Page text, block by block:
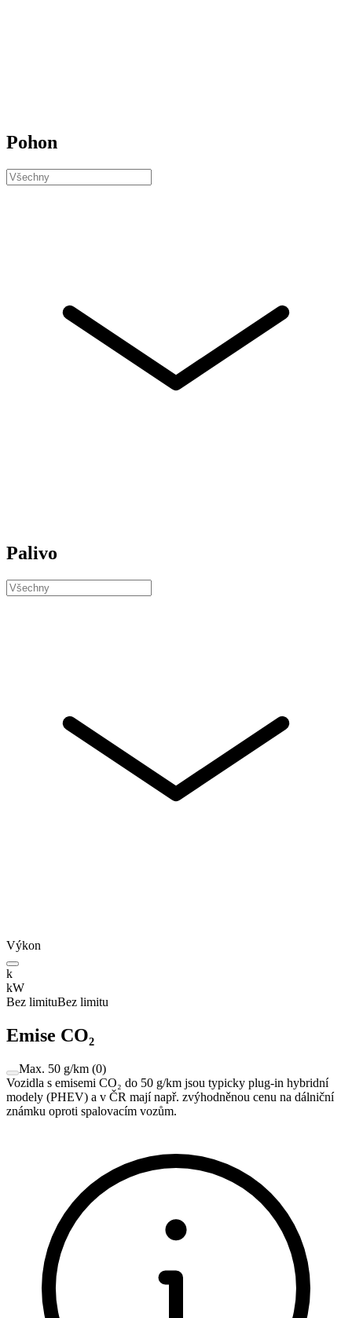
Pohon
Palivo
Výkon
k
kW
Bez limituBez limitu
Emise CO₂
Max. 50 g/km (0)
Vozidla s emisemi CO₂ do 50 g/km jsou typicky plug-in hybridní
modely (PHEV) a v ČR mají např. zvýhodněnou cenu na dálniční
známku oproti spalovacím vozům.